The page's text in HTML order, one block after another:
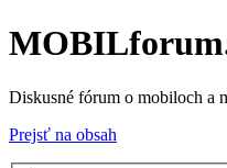
Diskusné fórum o mobiloch a
Prejsť na obsah